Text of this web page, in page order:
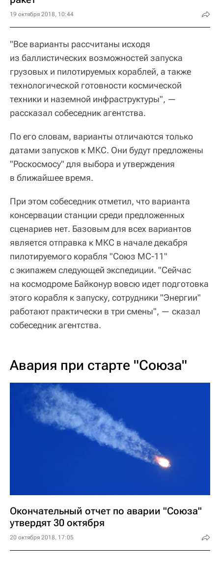
19 октября 2018, 10:44
"Все варианты рассчитаны исходя
из баллистических возможностей запуска
грузовых и пилотируемых кораблей, а также
технологической готовности космической
техники и наземной инфраструктуры", —
рассказал собеседник агентства.
По его словам, варианты отличаются только
датами запусков к МКС. Они будут предложены
"Роскосмосу" для выбора и утверждения
в ближайшее время.
При этом собеседник отметил, что варианта
консервации станции среди предложенных
сценариев нет. Базовым для всех вариантов
является отправка к МКС в начале декабря
пилотируемого корабля "Союз МС-11"
с экипажем следующей экспедиции. "Сейчас
на космодроме Байконур вовсю идет подготовка
этого корабля к запуску, сотрудники "Энергии"
работают практически в три смены", — сказал
собеседник агентства.
Авария при старте "Союза"
Окончательный отчет по аварии "Союза"
утвердят 30 октября
20 октября 2018, 17:05